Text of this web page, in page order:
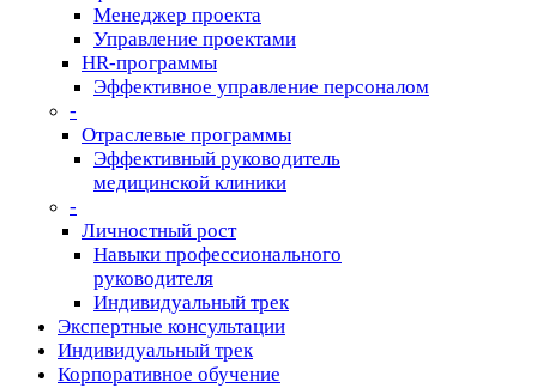
Менеджер проекта
Управление проектами
HR-программы
Эффективное управление персоналом
-
Отраслевые программы
Эффективный руководитель
медицинской клиники
-
Личностный рост
Навыки профессионального
руководителя
Индивидуальный трек
Экспертные консультации
Индивидуальный трек
Корпоративное обучение